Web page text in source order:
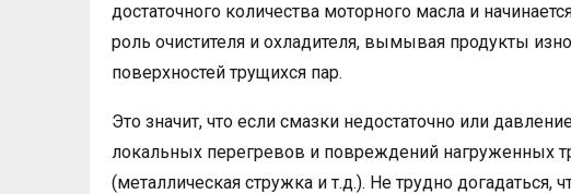
достаточного количества моторного масла и
роль очистителя и охладителя, вымывая продукты
поверхностей трущихся пар.
Это значит, что если смазки недостаточно или
локальных перегревов и повреждений нагруженных
(металлическая стружка и т.д.). Не трудно догадаться,